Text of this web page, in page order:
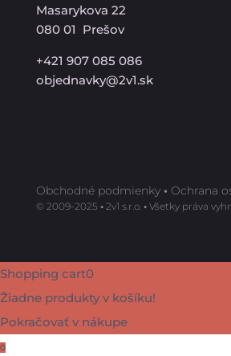
Masarykova 22
080 01 Prešov
+421 907 085 086
objednavky@2v1.sk
Obchodné podmienky • Ochrana
©️ 2009-2025 •2v1 s.r.o. •Všetky práva
Shopping cart0
Žiadne produkty v košíku!
Pokračovať v nákupe
0